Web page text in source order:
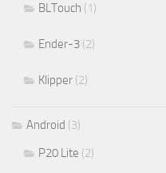
BLTouch (1)
Ender-3 (2)
Klipper (2)
Android (3)
P20 Lite (2)